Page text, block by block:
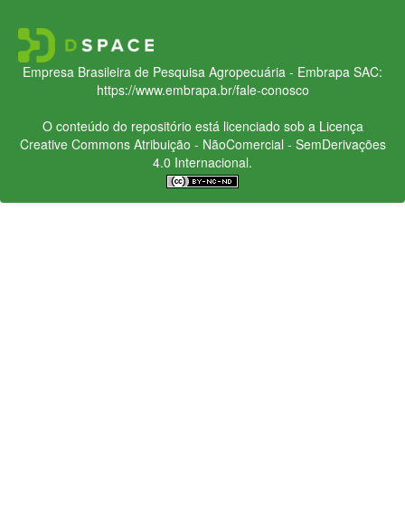
Empresa Brasileira de Pesquisa Agropecuária - Embrapa SAC:
https://www.embrapa.br/fale-conosco
O conteúdo do repositório está licenciado sob a Licença
Creative CommonsAtribuição - NãoComercial - SemDerivações
4.0 Internacional.